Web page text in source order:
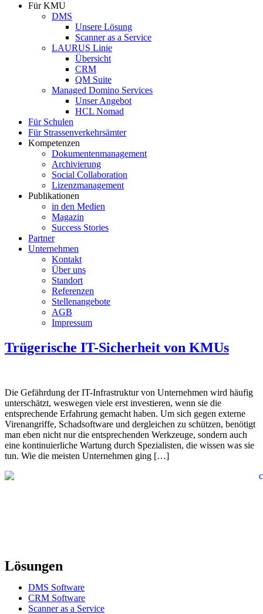
Für KMU
DMS
Unsere Lösung
Scanner as a Service
LAURUS Linie
Übersicht
CRM
QM Suite
Managed Domino Services
Unser Angebot
HCL Nomad
Für Schulen
Für Strassenverkehrsämter
Kompetenzen
Dokumentenmanagement
Archivierung
Social Collaboration
Lizenzmanagement
Publikationen
in den Medien
Magazin
Success Stories
Partner
Unternehmen
Kontakt
Über uns
Standort
Referenzen
Stellenangebote
AGB
Impressum
Trügerische IT-Sicherheit von KMUs
Die Gefährdung der IT-Infrastruktur von Unternehmen wird häufig
unterschätzt, weswegen viele erst investieren, wenn sie die
entsprechende Erfahrung gemacht haben. Um sich gegen externe
Virenangriffe, Schadsoftware und dergleichen zu schützen, benötigt
man eben nicht nur die entsprechenden Werkzeuge, sondern auch
eine kontinuierliche Wartung durch Spezialisten, die wissen was sie
tun. Wie die meisten Unternehmen ging […]
Lösungen
DMS Software
CRM Software
Scanner as a Service